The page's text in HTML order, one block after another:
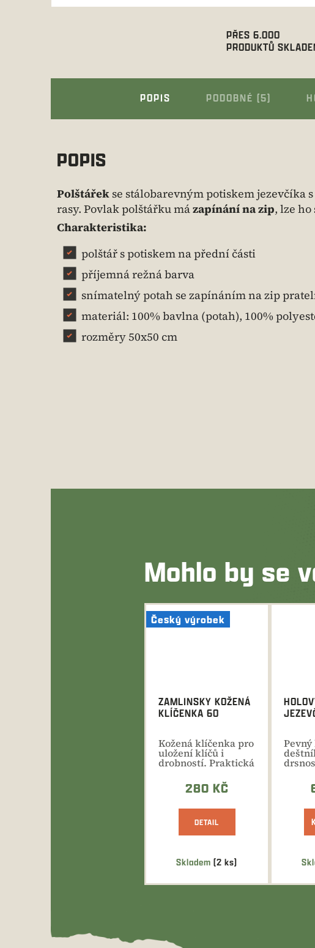
PŘES 6.000
PRODUKTŮ
POPIS PODOBNÉ (5)
POPIS
Polštářek se stálobarevným potiskem
rasy. Povlak polštářku mázapínání na zip, lze ho
Charakteristika:
polštář s potiskem na přední části
příjemná režná barva
snímatelný potah se zapínáním na zip
materiál: 100% bavlna (potah), 100%
rozměry 50x50 cm
Mohlo by se
Český výrobek
Skladem(2 ks)
ZAMLINSKY KOŽENÁ
KLÍČENKA 60
Kožená klíčenka pro
uložení klíčů i
drobností. Praktická
280 KČ
DETAIL